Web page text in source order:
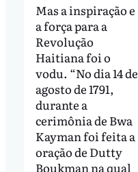
Mas a inspiração e
a força para a
Revolução
Haitiana foi o
vodu. “No dia 14 de
agosto de 1791,
durante a
cerimônia de Bwa
Kayman foi feita a
oração de Dutty
Boukman na qual